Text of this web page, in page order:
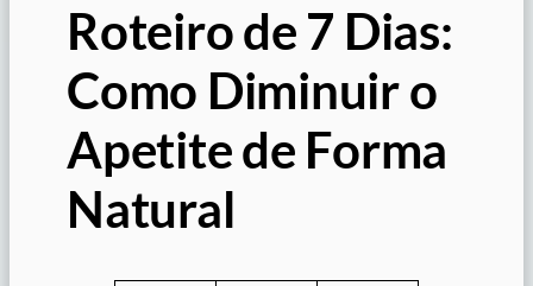
Roteiro de 7 Dias:
Como Diminuir o
Apetite de Forma
Natural